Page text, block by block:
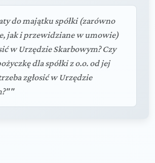
do majątku spółki (zarówno
jak i przewidziane w umowie)
w Urzędzie Skarbowym? Czy
dla spółki z o.o. od jej
zgłosić w Urzędzie